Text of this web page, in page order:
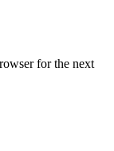
for the next